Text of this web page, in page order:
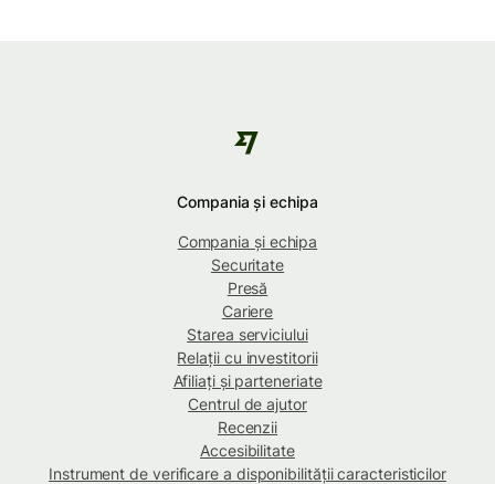
Compania și echipa
Compania și echipa
Securitate
Presă
Cariere
Starea serviciului
Relații cu investitorii
Afiliați și parteneriate
Centrul de ajutor
Recenzii
Accesibilitate
Instrument de verificare a disponibilității caracteristicilor